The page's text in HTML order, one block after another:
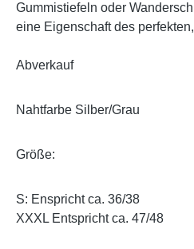
Gummistiefeln oder
eine Eigenschaft des
Abverkauf
Nahtfarbe Silber/Grau
Größe:
S: Enspricht ca. 36/38
XXXL Entspricht ca. 47/48